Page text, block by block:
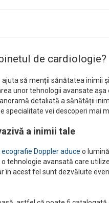
de cardiologie?
să menții sănătatea inimii
unor tehnologii avansate așa
detaliată a sănătății
vei descoperi mai
a inimii tale
ecografie Doppler aduce o
tehnologie avansată care
în acest fel sunt dezvăluite